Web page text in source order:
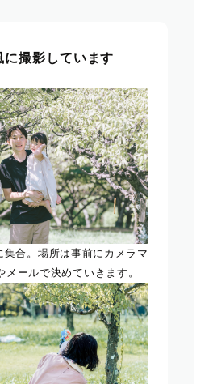
に撮影しています
集合。場所は事前にカメラマ
メールで決めていきます。